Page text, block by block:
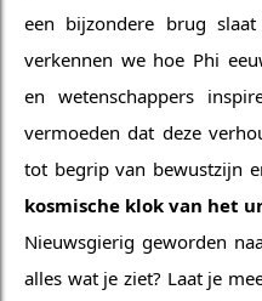
een bijzondere brug slaat
verkennen we hoe Phi
en wetenschappers
vermoeden dat deze
tot begrip van bewustzijn
kosmische klok van het
Nieuwsgierig geworden
alles wat je ziet? Laat je